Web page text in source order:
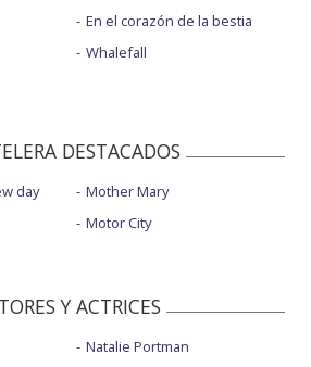
En el corazón de la bestia
Whalefall
DESTACADOS
day
Mother Mary
Motor City
Y ACTRICES
Natalie Portman